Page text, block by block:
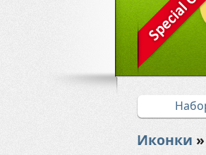
Иконки »